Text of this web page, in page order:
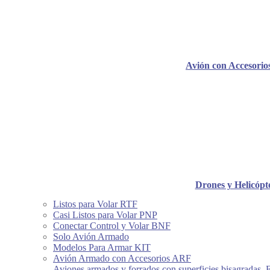
Avión con
Drones y
Listos para Volar RTF
Casi Listos para Volar PNP
Conectar Control y Volar BNF
Solo Avión Armado
Modelos Para Armar KIT
Avión Armado con Accesorios ARF